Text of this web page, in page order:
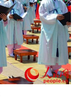
新华广播
返回PC